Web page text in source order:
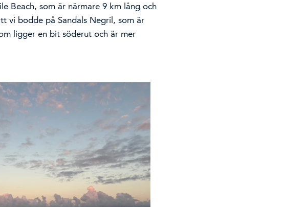
Beach, som är närmare 9 km lång och
vi bodde på Sandals Negril, som är
ligger en bit söderut och är mer